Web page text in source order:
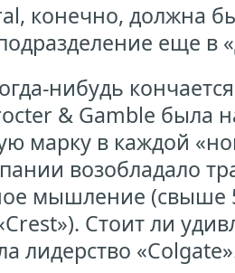
конечно, должна
еще в
нибудь
& Gamble
марку в каждой
возобладало
мышление (свыше
Стоит ли
лидерство